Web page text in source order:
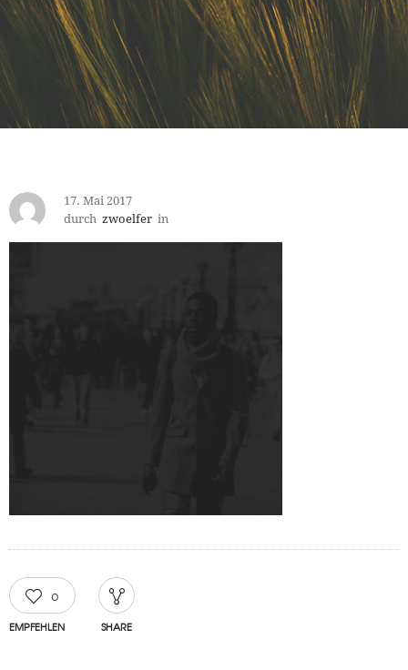
17. Mai 2017
durch zwoelfer in
0
EMPFEHLEN SHARE